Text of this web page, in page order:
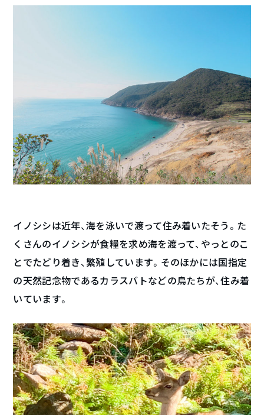
イノシシは近年、海を泳いで渡って住み着いたそう。た
くさんのイノシシが食糧を求め海を渡って、やっとのこ
とでたどり着き、繁殖しています。そのほかには国指定
の天然記念物であるカラスバトなどの鳥たちが、住み着
いています。